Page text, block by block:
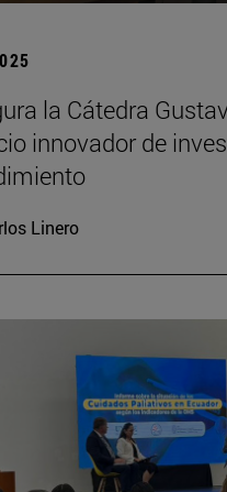
la Cátedra
innovador de
Linero